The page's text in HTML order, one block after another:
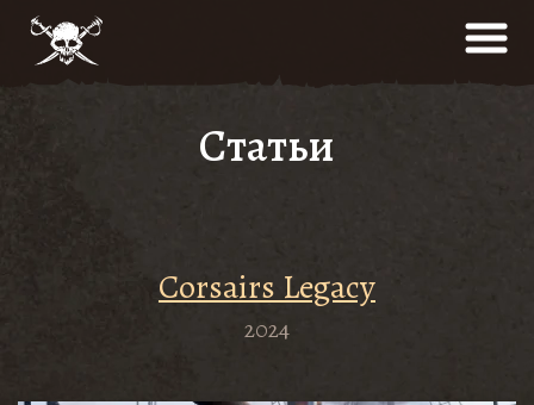
Статьи
Сorsairs Legacy
2024